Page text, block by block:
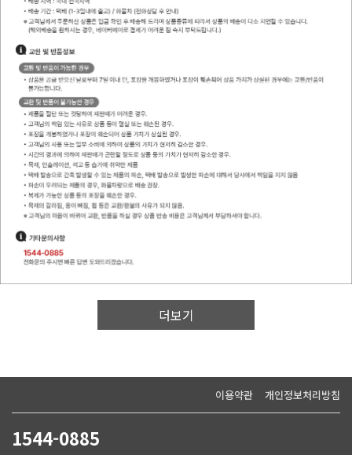
이용약관 개인정보처리방침
1544-0885